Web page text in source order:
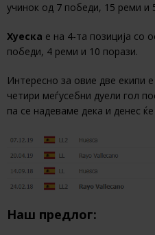
учинок од 7 победи, 15 реми и
Хуеска е на 4-та позиција со
победи, 4 реми и 10 порази.
Интересно за овие две екипи
четири меѓусебни дуели гол
па се надеваме дека и денес
Наш предлог: